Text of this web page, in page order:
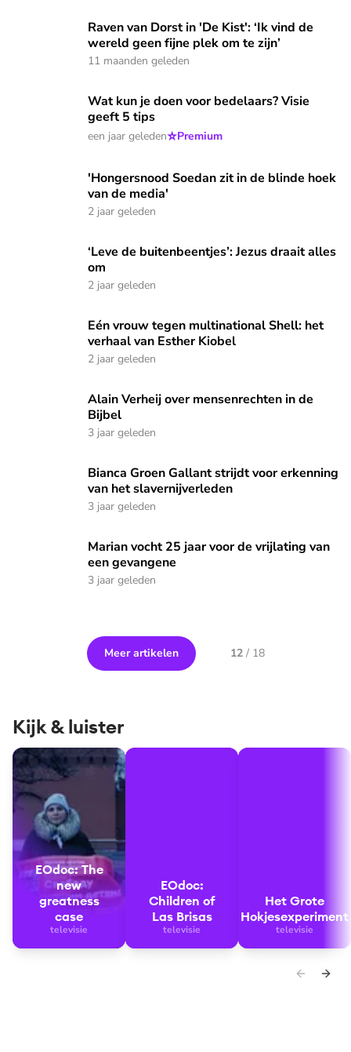
Raven van Dorst in 'De Kist': ‘Ik vind de wereld geen fijne
Raven van Dorst in 'De Kist': ‘Ik vind de
wereld geen fijne plek om te zijn’
11 maanden geleden
Wat kun je doen voor bedelaars? Visie geeft 5 tips
Wat kun je doen voor bedelaars? Visie
geeft 5 tips
een jaar geleden⭐Premium
'Hongersnood Soedan zit in de blinde hoek van de media'
'Hongersnood Soedan zit in de blinde hoek
van de media'
2 jaar geleden
‘Leve de buitenbeentjes’: Jezus draait alles om
‘Leve de buitenbeentjes’: Jezus draait alles
om
2 jaar geleden
Eén vrouw tegen multinational Shell: het verhaal van
Eén vrouw tegen multinational Shell: het
verhaal van Esther Kiobel
2 jaar geleden
Alain Verheij over mensenrechten in de Bijbel
Alain Verheij over mensenrechten in de
Bijbel
3 jaar geleden
Bianca Groen Gallant strijdt voor erkenning van het
Bianca Groen Gallant strijdt voor erkenning
van het slavernijverleden
3 jaar geleden
Marian vocht 25 jaar voor de vrijlating van een gevangene
Marian vocht 25 jaar voor de vrijlating van
een gevangene
3 jaar geleden
Meer artikelen 12/ 18
Kijk & luister
televisie
EOdoc: The
new
greatness
case
EOdoc: The new greatness case
televisie
EOdoc:
Children of
Las Brisas
EOdoc: Children of Las Brisas
televisie
Het Grote
Hokjesexperiment
Het Grote